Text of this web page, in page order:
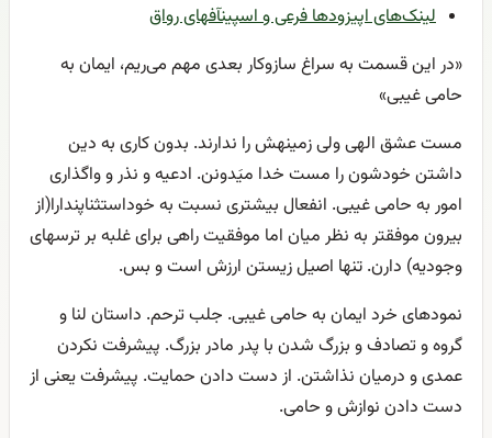
لینک‌های اپیزود‌ها فرعی و اسپینآفهای رواق
«در این قسمت به سراغ سازوکار بعدی مهم می‌ریم، ایمان به
حامی غیبی»
مست عشق الهی ولی زمینهش را ندارند. بدون کاری به دین
داشتن خودشون را مست خدا میَدونن. ادعیه و نذر و واگذاری
امور به حامی غیبی. انفعال بیشتری نسبت به خوداستثناپندارا(از
بیرون موفقتر به نظر میان اما موفقیت راهی برای غلبه بر ترسهای
وجودیه) دارن. تنها اصیل زیستن ارزش است و بس.
نمودهای خرد ایمان به حامی غیبی. جلب ترحم. داستان لنا و
گروه و تصادف و بزرگ شدن با پدر مادر بزرگ. پیشرفت نکردن
عمدی و درمیان نذاشتن. از دست دادن حمایت. پیشرفت یعنی از
دست دادن نوازش و حامی.